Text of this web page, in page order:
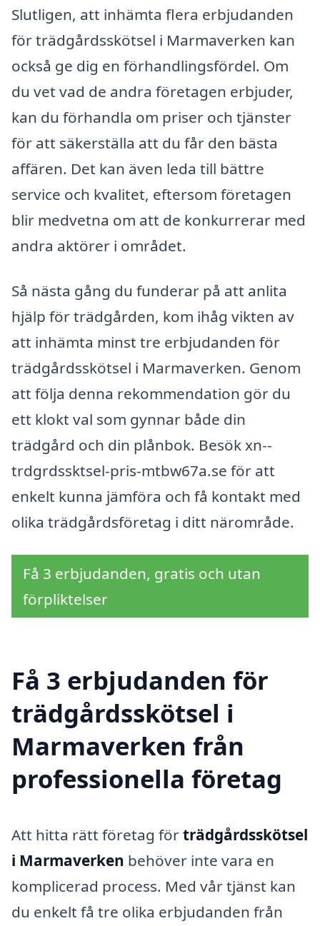
Slutligen, att inhämta flera erbjudanden
för trädgårdsskötsel i Marmaverken kan
också ge dig en förhandlingsfördel. Om
du vet vad de andra företagen erbjuder,
kan du förhandla om priser och tjänster
för att säkerställa att du får den bästa
affären. Det kan även leda till bättre
service och kvalitet, eftersom företagen
blir medvetna om att de konkurrerar med
andra aktörer i området.
Så nästa gång du funderar på att anlita
hjälp för trädgården, kom ihåg vikten av
att inhämta minst tre erbjudanden för
trädgårdsskötsel i Marmaverken. Genom
att följa denna rekommendation gör du
ett klokt val som gynnar både din
trädgård och din plånbok. Besök xn--
trdgrdssktsel-pris-mtbw67a.se för att
enkelt kunna jämföra och få kontakt med
olika trädgårdsföretag i ditt närområde.
Få 3 erbjudanden, gratis och utan
förpliktelser
Få 3 erbjudanden för
trädgårdsskötsel i
Marmaverken från
professionella företag
Att hitta rätt företag förträdgårdsskötsel
i Marmaverken behöver inte vara en
komplicerad process. Med vår tjänst kan
du enkelt få tre olika erbjudanden från